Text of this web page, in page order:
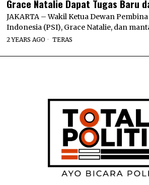
Grace Natalie Dapat Tugas Baru
JAKARTA – Wakil Ketua Dewan
Indonesia (PSI), Grace Natalie, dan
2 YEARS AGO TERAS